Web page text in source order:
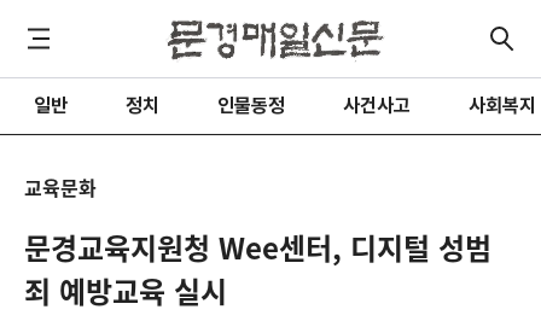
일반 정치 인물동정 사건사고 사회복지
교육문화
문경교육지원청 Wee센터, 디지털 성범
죄 예방교육 실시